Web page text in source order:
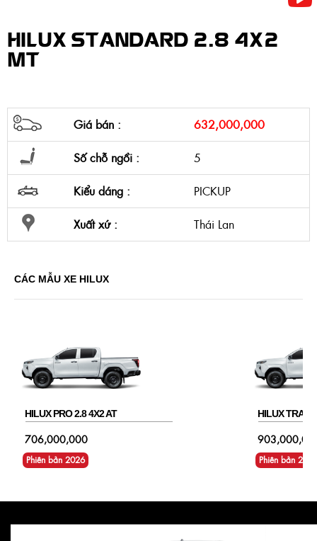
HILUX STANDARD 2.8 4X2
MT
Giá bán : 632,000,000
Số chỗ ngồi : 5
Kiểu dáng : PICKUP
Xuất xứ : Thái Lan
CÁC MẪU XE HILUX
HILUX PRO 2.8 4X2 AT
706,000,000
Phiên bản 2026
HILUX
Phiên bản